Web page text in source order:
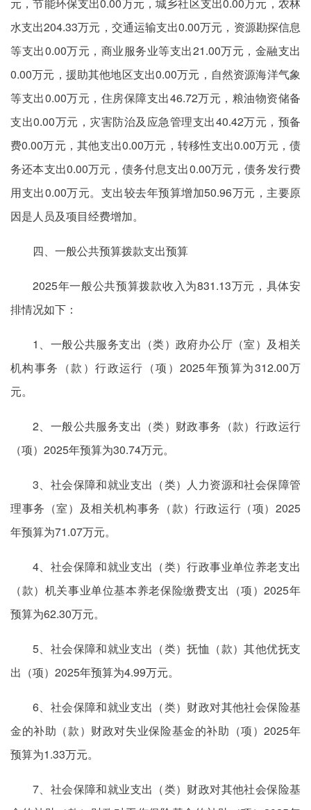
水支出204.33万元，交通运输支出0.00万元，资源勘探信息
等支出0.00万元，商业服务业等支出21.00万元，金融支出
0.00万元，援助其他地区支出0.00万元，自然资源海洋气象
等支出0.00万元，住房保障支出46.72万元，粮油物资储备
支出0.00万元，灾害防治及应急管理支出40.42万元，预备
费0.00万元，其他支出0.00万元，转移性支出0.00万元，债
务还本支出0.00万元，债务付息支出0.00万元，债务发行费
用支出0.00万元。支出较去年预算增加50.96万元，主要原
因是人员及项目经费增加。
四、一般公共预算拨款支出预算
2025年一般公共预算拨款收入为831.13万元，具体安
排情况如下：
1、一般公共服务支出（类）政府办公厅（室）及相关
机构事务（款）行政运行（项）2025年预算为312.00万
元。
2、一般公共服务支出（类）财政事务（款）行政运行
（项）2025年预算为30.74万元。
3、社会保障和就业支出（类）人力资源和社会保障管
理事务（室）及相关机构事务（款）行政运行（项）2025
年预算为71.07万元。
4、社会保障和就业支出（类）行政事业单位养老支出
（款）机关事业单位基本养老保险缴费支出（项）2025年
预算为62.30万元。
5、社会保障和就业支出（类）抚恤（款）其他优抚支
出（项）2025年预算为4.99万元。
6、社会保障和就业支出（类）财政对其他社会保险基
金的补助（款）财政对失业保险基金的补助（项）2025年
预算为1.33万元。
7、社会保障和就业支出（类）财政对其他社会保险基